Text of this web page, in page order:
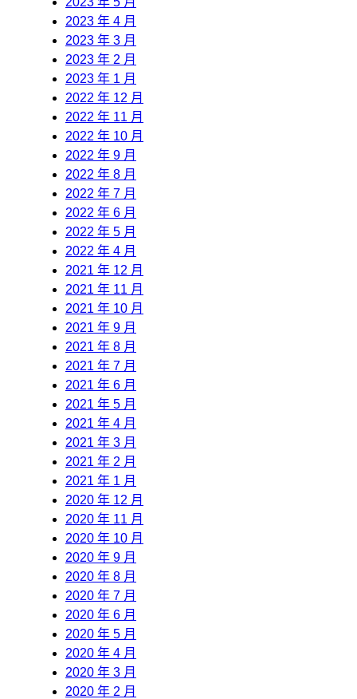
2023 年 4 月
2023 年 3 月
2023 年 2 月
2023 年 1 月
2022 年 12 月
2022 年 11 月
2022 年 10 月
2022 年 9 月
2022 年 8 月
2022 年 7 月
2022 年 6 月
2022 年 5 月
2022 年 4 月
2021 年 12 月
2021 年 11 月
2021 年 10 月
2021 年 9 月
2021 年 8 月
2021 年 7 月
2021 年 6 月
2021 年 5 月
2021 年 4 月
2021 年 3 月
2021 年 2 月
2021 年 1 月
2020 年 12 月
2020 年 11 月
2020 年 10 月
2020 年 9 月
2020 年 8 月
2020 年 7 月
2020 年 6 月
2020 年 5 月
2020 年 4 月
2020 年 3 月
2020 年 2 月